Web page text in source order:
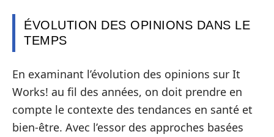
ÉVOLUTION DES OPINIONS DANS LE
TEMPS
En examinant l’évolution des opinions sur It
Works! au fil des années, on doit prendre en
compte le contexte des tendances en santé et
bien-être. Avec l’essor des approches basées